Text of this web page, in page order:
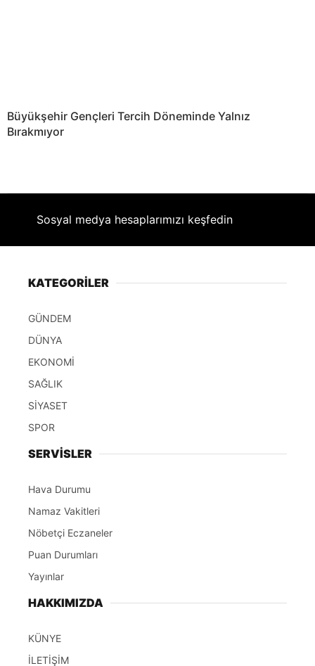
Büyükşehir Gençleri Tercih Döneminde Yalnız
Bırakmıyor
Sosyal medya hesaplarımızı keşfedin
KATEGORİLER
GÜNDEM
DÜNYA
EKONOMİ
SAĞLIK
SİYASET
SPOR
SERVİSLER
Hava Durumu
Namaz Vakitleri
Nöbetçi Eczaneler
Puan Durumları
Yayınlar
HAKKIMIZDA
KÜNYE
İLETİŞİM